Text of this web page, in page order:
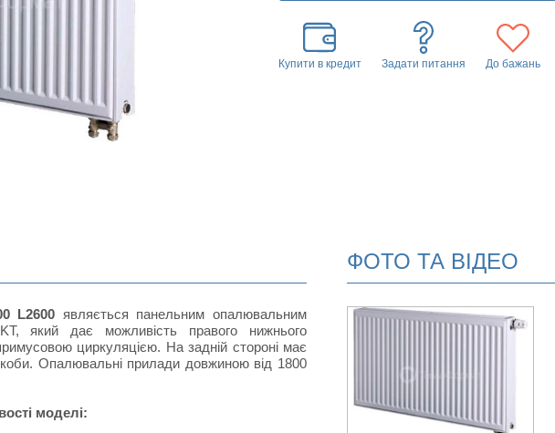
Купити в кредит Задати питання До бажань
L2600 являється панельним опалювальним
який дає можливість правого нижнього
циркуляцією. На задній стороні має
скоби. Опалювальні прилади довжиною від 1800
моделі:
ФОТО ТА ВІДЕО